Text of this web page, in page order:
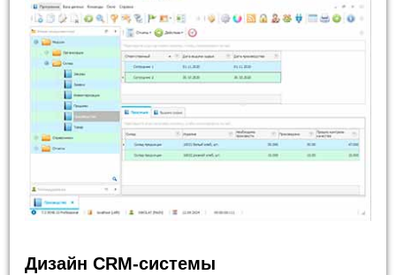
Дизайн CRM-системы